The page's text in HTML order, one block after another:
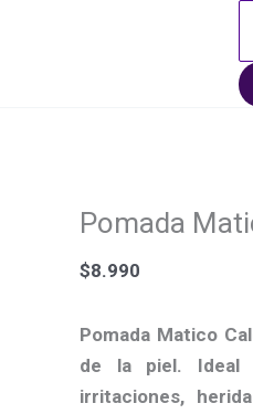
Pomada
$8.990
Pomada Matico
de la piel. Ideal
irritaciones,